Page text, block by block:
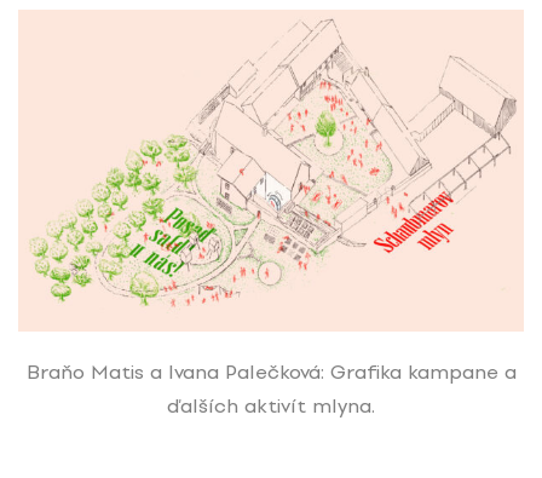
Braňo Matis a Ivana Palečková: Grafika kampane a
ďalších aktivít mlyna.